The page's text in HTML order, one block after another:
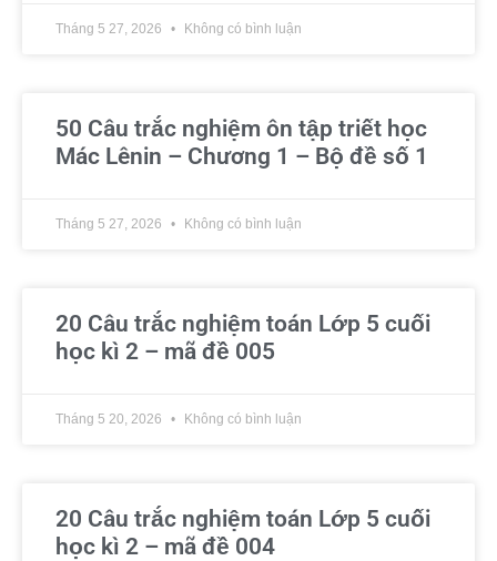
Tháng 5 27, 2026 Không có bình luận
50 Câu trắc nghiệm ôn tập triết học
Mác Lênin – Chương 1 – Bộ đề số 1
Tháng 5 27, 2026 Không có bình luận
20 Câu trắc nghiệm toán Lớp 5 cuối
học kì 2 – mã đề 005
Tháng 5 20, 2026 Không có bình luận
20 Câu trắc nghiệm toán Lớp 5 cuối
học kì 2 – mã đề 004